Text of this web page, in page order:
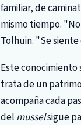
familiar, de
mismo tiempo.
Tolhuin. "Se
Este
trata de un
acompaña cada
del musselsigue